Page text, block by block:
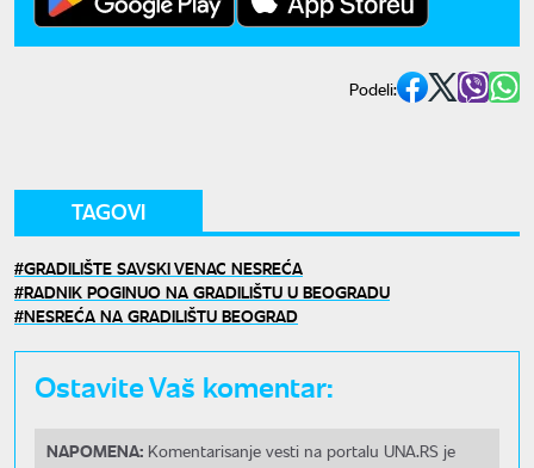
Podeli:
TAGOVI
GRADILIŠTE SAVSKI VENAC NESREĆA
RADNIK POGINUO NA GRADILIŠTU U BEOGRADU
NESREĆA NA GRADILIŠTU BEOGRAD
Ostavite Vaš komentar:
NAPOMENA: Komentarisanje vesti na portalu UNA.RS je